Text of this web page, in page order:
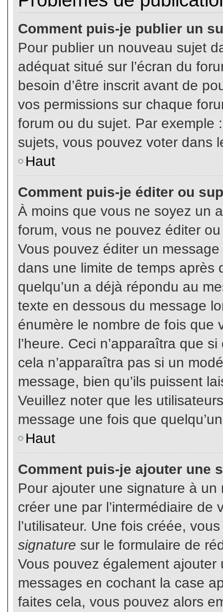
Comment puis-je publier un
Pour publier un nouveau sujet
adéquat situé sur l’écran du
besoin d’être inscrit avant de
vos permissions sur chaque
forum ou du sujet. Par exemple
sujets, vous pouvez voter dans
Haut
Comment puis-je éditer ou
À moins que vous ne soyez un
forum, vous ne pouvez éditer
Vous pouvez éditer un
dans une limite de temps après
quelqu’un a déjà répondu au
texte en dessous du message
énumère le nombre de fois que
l’heure. Ceci n’apparaîtra que
cela n’apparaîtra pas si un
message, bien qu’ils puissent
Veuillez noter que les
message une fois que
Haut
Comment puis-je ajouter une
Pour ajouter une signature à un
créer une par l’intermédiaire
l’utilisateur. Une fois créée,
signature sur le formulaire de
Vous pouvez également
messages en cochant la case
faites cela, vous pouvez alors